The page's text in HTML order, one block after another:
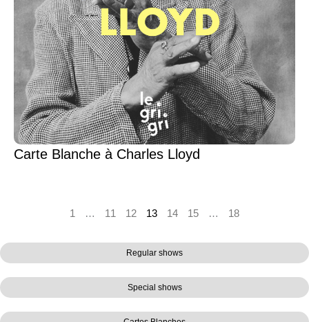
Regular shows
Special shows
Carte Blanche à Charles Lloyd
1 … 11 12 13 14 15 … 18